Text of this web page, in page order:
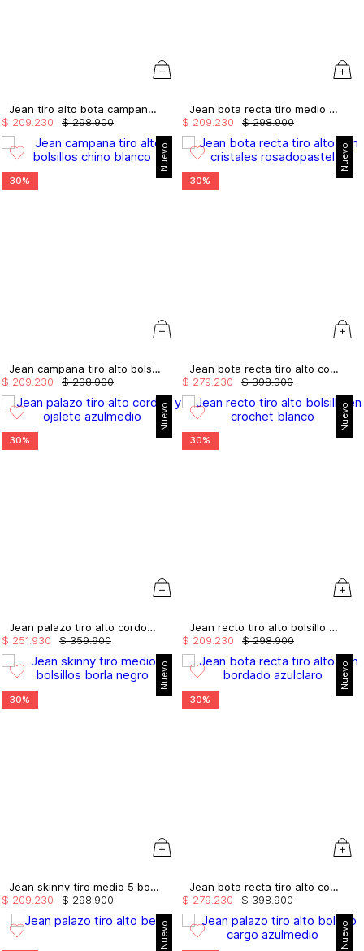
Jean tiro alto bota campana con abertura
$ 298.900
$ 209 230
Jean bota recta tiro medio cinta costado
$ 298.900
$ 209 230
Nuevo
30%
Jean campana tiro alto bolsillos chino
$ 298.900
$ 209 230
Nuevo
30%
Jean bota recta tiro alto con cristales
$ 398.900
$ 279 230
Nuevo
30%
Jean palazo tiro alto cordon y ojalete
$ 359.900
$ 251.930
Nuevo
30%
Jean recto tiro alto bolsillo en crochet
$ 298.900
$ 209.230
Nuevo
30%
Jean skinny tiro medio 5 bolsillos borla
$ 298.900
$ 209.230
Nuevo
30%
Jean bota recta tiro alto con bordado
$ 398.900
$ 279.230
Nuevo Nuevo